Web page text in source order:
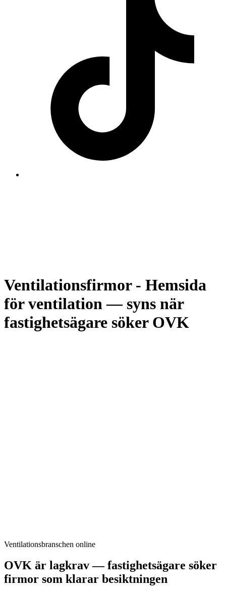
Ventilationsfirmor- Hemsida
för ventilation — syns när
fastighetsägare söker OVK
Ventilationsbranschen online
OVK är lagkrav — fastighetsägare söker
firmor som klarar besiktningen